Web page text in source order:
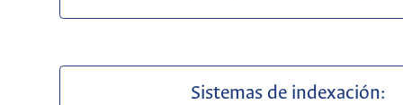
Sistemas de indexación: